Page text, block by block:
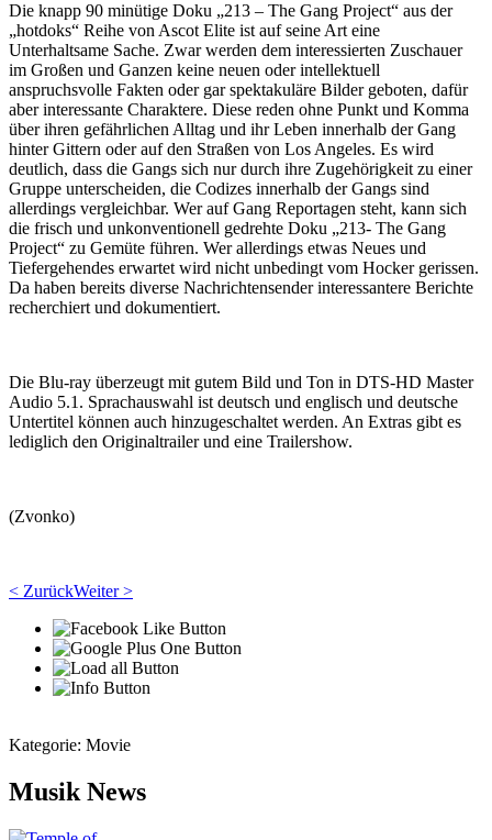
Die knapp 90 minütige Doku „213 – The Gang Project“ aus der
„hotdoks“ Reihe von Ascot Elite ist auf seine Art eine
Unterhaltsame Sache. Zwar werden dem interessierten Zuschauer
im Großen und Ganzen keine neuen oder intellektuell
anspruchsvolle Fakten oder gar spektakuläre Bilder geboten, dafür
aber interessante Charaktere. Diese reden ohne Punkt und Komma
über ihren gefährlichen Alltag und ihr Leben innerhalb der Gang
hinter Gittern oder auf den Straßen von Los Angeles. Es wird
deutlich, dass die Gangs sich nur durch ihre Zugehörigkeit zu einer
Gruppe unterscheiden, die Codizes innerhalb der Gangs sind
allerdings vergleichbar. Wer auf Gang Reportagen steht, kann sich
die frisch und unkonventionell gedrehte Doku „213- The Gang
Project“ zu Gemüte führen. Wer allerdings etwas Neues und
Tiefergehendes erwartet wird nicht unbedingt vom Hocker gerissen.
Da haben bereits diverse Nachrichtensender interessantere Berichte
recherchiert und dokumentiert.
Die Blu-ray überzeugt mit gutem Bild und Ton in DTS-HD Master
Audio 5.1. Sprachauswahl ist deutsch und englisch und deutsche
Untertitel können auch hinzugeschaltet werden. An Extras gibt es
lediglich den Originaltrailer und eine Trailershow.
(Zvonko)
< ZurückWeiter >
Kategorie: Movie
Musik News